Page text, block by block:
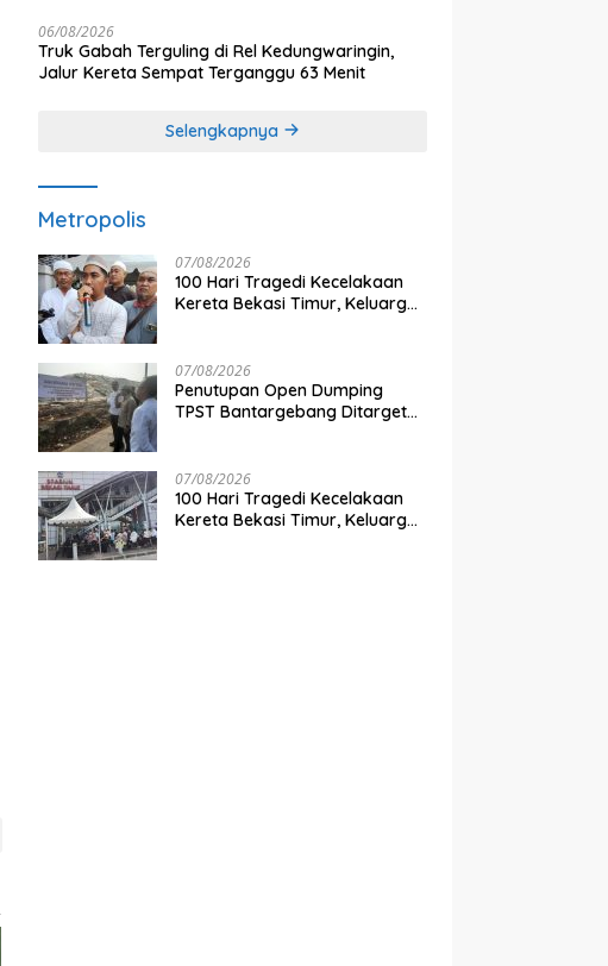
06/08/2026
Truk Gabah Terguling di Rel Kedungwaringin,
Jalur Kereta Sempat Terganggu 63 Menit
Selengkapnya
Metropolis
07/08/2026
100 Hari Tragedi Kecelakaan
Kereta Bekasi Timur, Keluarga
07/08/2026
Penutupan Open Dumping
TPST Bantargebang Ditarget
07/08/2026
100 Hari Tragedi Kecelakaan
Kereta Bekasi Timur, Keluarga